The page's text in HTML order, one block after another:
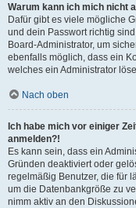
Warum kann ich mich nicht
Dafür gibt es viele mögliche
und dein Passwort richtig
Board-Administrator, um
ebenfalls möglich, dass ein
welches ein Administrator
Nach oben
Ich habe mich vor einiger
anmelden?!
Es kann sein, dass ein
Gründen deaktiviert oder
regelmäßig Benutzer, die für
um die Datenbankgröße zu
nimm aktiv an den